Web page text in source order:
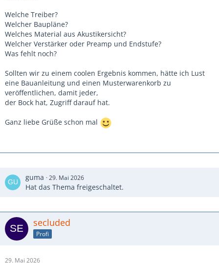
Welche Treiber?
Welcher Baupläne?
Welches Material aus Akustikersicht?
Welcher Verstärker oder Preamp und Endstufe?
Was fehlt noch?
Sollten wir zu einem coolen Ergebnis kommen, hätte ich Lust
eine Bauanleitung und einen Musterwarenkorb zu
veröffentlichen, damit jeder,
der Bock hat, Zugriff darauf hat.
Ganz liebe Grüße schon mal
guma 29. Mai 2026
Hat das Thema freigeschaltet.
secluded
Profi
29. Mai 2026